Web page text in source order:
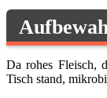
Da rohes Fleisch,
Tisch stand,